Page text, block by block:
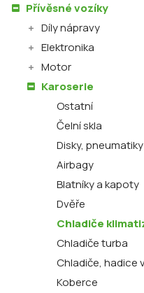
Přívěsné vozíky
Díly nápravy
Elektronika
Motor
Karoserie
Ostatní
Čelní skla
Disky,
Airbagy
Blatníky a kapoty
Dvěře
Chladiče
Chladiče turba
Chladiče, hadice
Koberce